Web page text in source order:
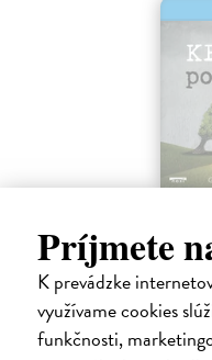
Príjmete
K prevádzke
využívame cookies
funkčnosti,
Maté Gábor
| Elektronická
Prevencia pred chorobami
uznávaný autor Gábor
využívame svoju mozgovú
zdravie.
Na stiahnutie ako